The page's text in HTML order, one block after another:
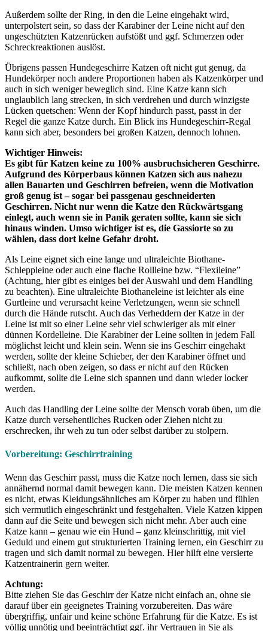
Außerdem sollte der Ring, in den die Leine eingehakt wird,
unterpolstert sein, so dass der Karabiner der Leine nicht auf den
ungeschützten Katzenrücken aufstößt und ggf. Schmerzen oder
Schreckreaktionen auslöst.
Übrigens passen Hundegeschirre Katzen oft nicht gut genug, da
Hundekörper noch andere Proportionen haben als Katzenkörper und
auch in sich weniger beweglich sind. Eine Katze kann sich
unglaublich lang strecken, in sich verdrehen und durch winzigste
Lücken quetschen: Wenn der Kopf hindurch passt, passt in der
Regel die ganze Katze durch. Ein Blick ins Hundegeschirr-Regal
kann sich aber, besonders bei großen Katzen, dennoch lohnen.
Wichtiger Hinweis:
Es gibt für Katzen keine zu 100% ausbruchsicheren Geschirre.
Aufgrund des Körperbaus können Katzen sich aus nahezu
allen Bauarten und Geschirren befreien, wenn die Motivation
groß genug ist – sogar bei passgenau geschneiderten
Geschirren. Nicht nur wenn die Katze den Rückwärtsgang
einlegt, auch wenn sie in Panik geraten sollte, kann sie sich
hinaus winden. Umso wichtiger ist es, die Gassiorte so zu
wählen, dass dort keine Gefahr droht.
Als Leine eignet sich eine lange und ultraleichte Biothane-
Schleppleine oder auch eine flache Rollleine bzw. “Flexileine”
(Achtung, hier gibt es einiges bei der Auswahl und dem Handling
zu beachten). Eine ultraleichte Biothaneleine ist leichter als eine
Gurtleine und verursacht keine Verletzungen, wenn sie schnell
durch die Hände rutscht. Auch das Verheddern der Katze in der
Leine ist mit so einer Leine sehr viel schwieriger als mit einer
dünnen Kordelleine. Die Karabiner der Leine sollten in jedem Fall
möglichst leicht und klein sein. Wenn sie ins Geschirr eingehakt
werden, sollte der kleine Schieber, der den Karabiner öffnet und
schließt, nach oben zeigen, so dass er nicht auf den Rücken
aufkommt, sollte die Leine sich spannen und dann wieder locker
werden.
Auch das Handling der Leine sollte der Mensch vorab üben, um die
Katze durch versehentliches Rucken oder Ziehen nicht zu
erschrecken, ihr weh zu tun oder selbst darüber zu stolpern.
Vorbereitung: Geschirrtraining
Wenn das Geschirr passt, muss die Katze noch lernen, dass sie sich
annähernd normal damit bewegen kann. Die meisten Katzen kennen
es nicht, etwas Kleidungsähnliches am Körper zu haben und fühlen
sich vermutlich eingeschränkt und festgehalten. Viele Katzen kippen
dann auf die Seite und bewegen sich nicht mehr. Aber auch eine
Katze kann – genau wie ein Hund – ganz kleinschrittig, mit viel
Geduld und einem gut strukturierten Training lernen, ein Geschirr zu
tragen und sich damit normal zu bewegen. Hier hilft eine versierte
Katzentrainerin gern weiter.
Achtung:
Bitte ziehen Sie das Geschirr der Katze nicht einfach an, ohne sie
darauf über ein geeignetes Training vorzubereiten. Das wäre
übergriffig, unfair und keine schöne Erfahrung für die Katze. Es ist
völlig unnötig und beeinträchtigt ggf. ihr Vertrauen in Sie als